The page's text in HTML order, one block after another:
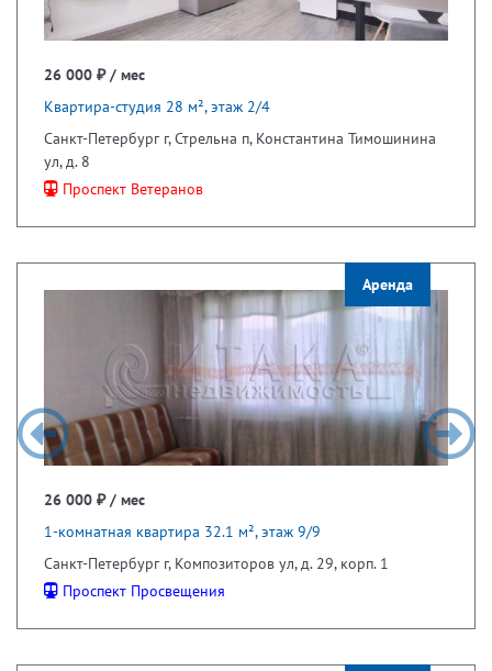
26 000 ₽ / мес
Квартира-студия 28 м², этаж 2/4
Санкт-Петербург г, Стрельна п, Константина Тимошинина
ул, д. 8
Проспект Ветеранов
Аренда
26 000 ₽ / мес
1-комнатная квартира 32.1 м², этаж 9/9
Санкт-Петербург г, Композиторов ул, д. 29, корп. 1
Проспект Просвещения